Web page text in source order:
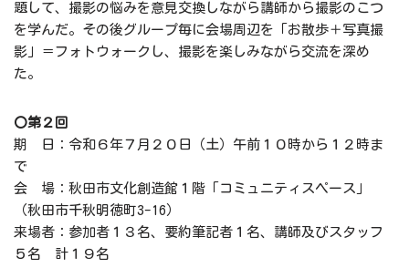
題して、撮影の悩みを意見交換しながら講師から撮影のこつ
を学んだ。その後グループ毎に会場周辺を「お散歩＋写真撮
影」＝フォトウォークし、撮影を楽しみながら交流を深め
た。
〇第２回
期 日：令和６年７月２０日（土）午前１０時から１２時ま
で
会 場：秋田市文化創造館１階「コミュニティスペース」
（秋田市千秋明徳町3-16）
来場者：参加者１３名、要約筆記者１名、講師及びスタッフ
５名 計１９名